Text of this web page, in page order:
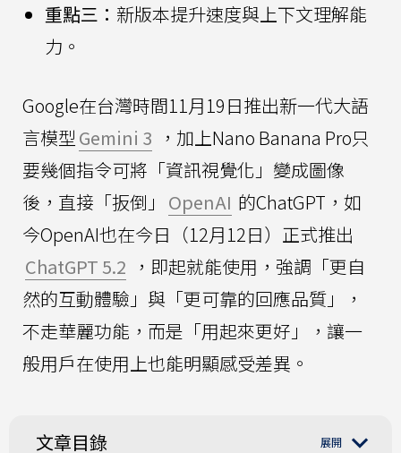
重點三： 新版本提升速度與上下文理解能
力。
Google在台灣時間11月19日推出新一代大語
言模型 Gemini 3 ，加上Nano Banana Pro只
要幾個指令可將「資訊視覺化」變成圖像
後，直接「扳倒」 OpenAI 的ChatGPT，如
今OpenAI也在今日（12月12日）正式推出
ChatGPT 5.2 ，即起就能使用，強調「更自
然的互動體驗」與「更可靠的回應品質」，
不走華麗功能，而是「用起來更好」，讓一
般用戶在使用上也能明顯感受差異。
文章目錄